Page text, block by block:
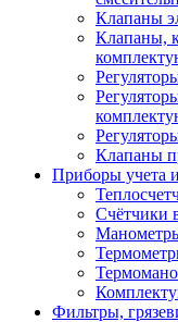
Клапаны
Клапаны,
Клапаны
Приборы
Счётчики
Фильтры,